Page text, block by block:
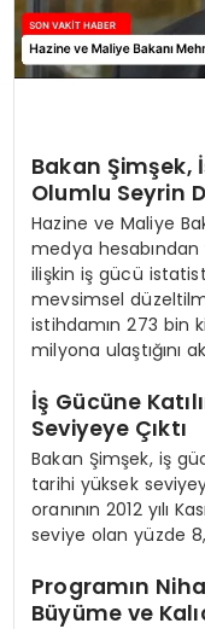
Bakan Şimşek,
Olumlu Seyrin
Hazine ve Maliye
medya hesabından
ilişkin iş gücü
mevsimsel
istihdamın 273 bin
milyona ulaştığını
İş Gücüne
Seviyeye Çıktı
Bakan Şimşek, iş
tarihi yüksek
oranının 2012 yılı
seviye olan yüzde
Programın
Büyüme ve